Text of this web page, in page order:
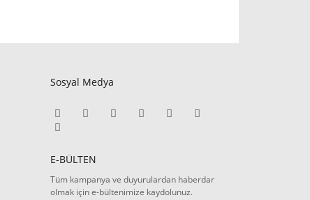
Sosyal Medya
E-BÜLTEN
Tüm kampanya ve duyurulardan haberdar
olmak için e-bültenimize kaydolunuz.